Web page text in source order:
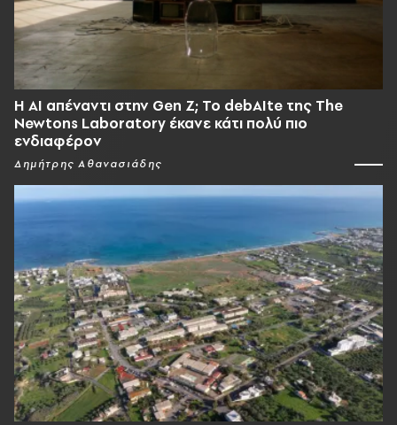
Η AI απέναντι στην Gen Z; Το debAIte της The
Newtons Laboratory έκανε κάτι πολύ πιο
ενδιαφέρον
Δημήτρης Αθανασιάδης